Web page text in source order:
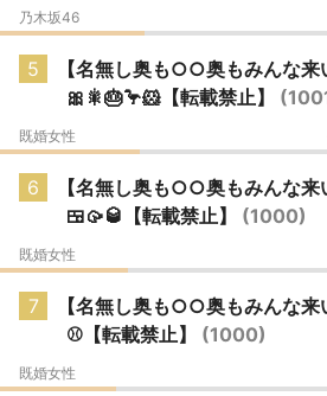
乃木坂46
5
【名無し奥も○○奥もみんな
🎀🎇🎂🦩🐹【転載禁止】
既婚女性
6
【名無し奥も○○奥もみんな
🍱🥠🥃【転載禁止】 (1000)
既婚女性
7
【名無し奥も○○奥もみんな
⚾️【転載禁止】 (1000)
既婚女性